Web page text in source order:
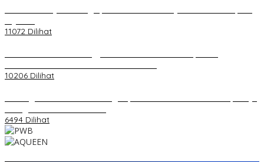
11072 Dilihat
10206 Dilihat
6494 Dilihat